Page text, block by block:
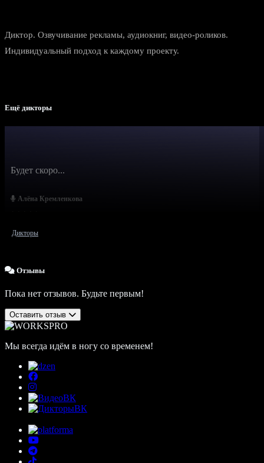
Диктор. Озвучивание рекламы, аудиокниг, видео-роликов.
Индивидуальный подход к каждому проекту.
Ещё дикторы
Алёна Кремленкова
Будет скоро...
Дикторы
Отзывы
Пока нет отзывов. Будьте первым!
Оставить отзыв
Мы всегда идём в ногу со временем!